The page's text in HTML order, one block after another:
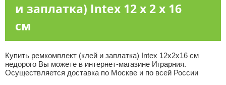
и заплатка) Intex 12 x 2 x 16
см
Купить ремкомплект (клей и заплатка) Intex 12x2x16 см
недорого Вы можете в интернет-магазине Играрния.
Осуществляется доставка по Москве и по всей России